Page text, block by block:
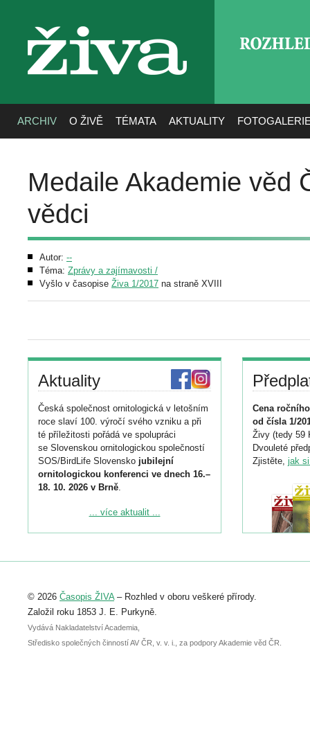
živa
ARCHIV O ŽIVĚ TÉMATA AKTUALITY
Medaile Akademie věd
vědci
Autor: --
Téma: Zprávy a zajímavosti /
Vyšlo v časopise Živa 1/2017 na straně XVIII
Aktuality
Česká společnost ornitologická v letošním
roce slaví 100. výročí svého vzniku a při
té příležitosti pořádá ve spolupráci
se Slovenskou ornitologickou společností
SOS/BirdLife Slovensko jubilejní
ornitologickou konferenci ve dnech 16.–
18. 10. 2026 v Brně.
Podrobnější informace ke konferenci
Registrovat se můžete do 6. září.
abstraktu přihlášené přednášky nebo
posteru je už 30. června.
... více aktualit ...
Cena
od čísla 1/
Živy (tedy 59
Dvouleté
Zjistěte, jak
© 2026 Časopis ŽIVA– Rozhled v oboru veškeré přírody.
Založil roku 1853 J. E. Purkyně.
Vydává Nakladatelství Academia,
Středisko společných činností AV ČR, v. v. i., za podpory Akademie věd ČR.